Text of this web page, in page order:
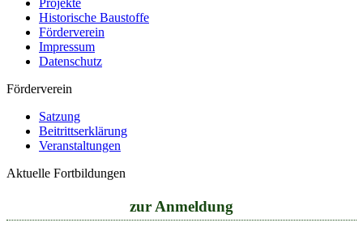
Projekte
Historische Baustoffe
Förderverein
Impressum
Datenschutz
Förderverein
Satzung
Beitrittserklärung
Veranstaltungen
Aktuelle Fortbildungen
zur Anmeldung